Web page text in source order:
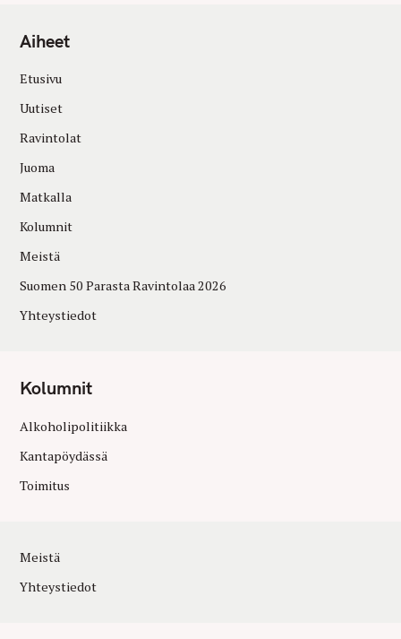
Aiheet
Etusivu
Uutiset
Ravintolat
Juoma
Matkalla
Kolumnit
Meistä
Suomen 50 Parasta Ravintolaa 2026
Yhteystiedot
Kolumnit
Alkoholipolitiikka
Kantapöydässä
Toimitus
Meistä
Yhteystiedot